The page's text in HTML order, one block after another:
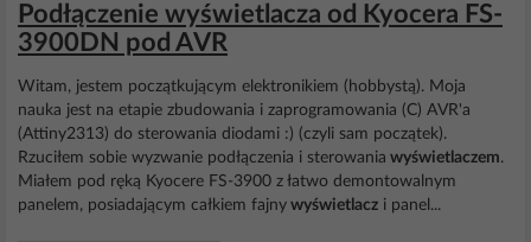
Podłączenie wyświetlacza od Kyocera FS-
3900DN pod AVR
Witam, jestem początkującym elektronikiem (hobbystą). Moja
nauka jest na etapie zbudowania i zaprogramowania (C) AVR'a
(Attiny2313) do sterowania diodami :) (czyli sam początek).
Rzuciłem sobie wyzwanie podłączenia i sterowania wyświetlaczem.
Miałem pod ręką Kyocere FS-3900 z łatwo demontowalnym
panelem, posiadającym całkiem fajny wyświetlacz i panel...